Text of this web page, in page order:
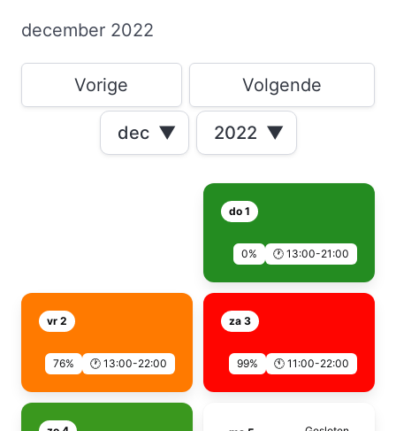
december 2022
Vorige Volgende
dec ▼ 2022 ▼
do 1
0% 🕐 13:00-21:00
vr 2
76% 🕐 13:00-22:00
za 3
99% 🕚 11:00-22:00